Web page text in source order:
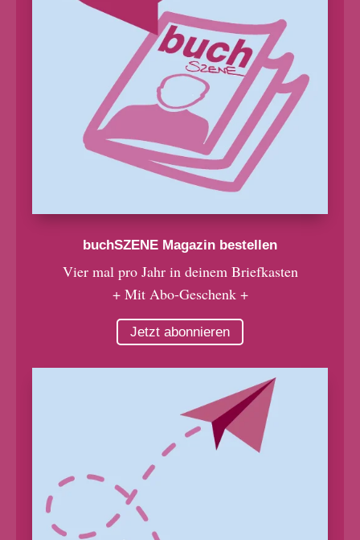
buchSZENE Magazin bestellen
Vier mal pro Jahr in deinem Briefkasten
+ Mit Abo-Geschenk +
Jetzt abonnieren